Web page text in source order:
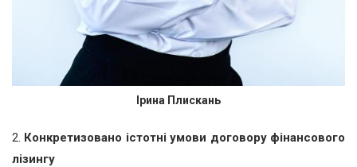
Ірина Плискань
2. Конкретизовано істотні умови договору фінансового
лізингу